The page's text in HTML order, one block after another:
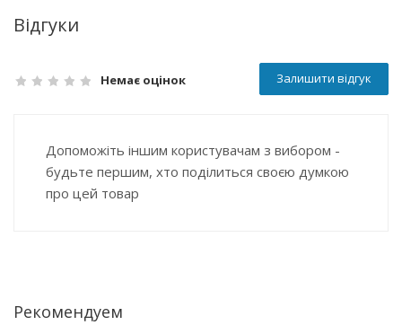
Відгуки
Немає оцінок Залишити відгук
Допоможіть іншим користувачам з вибором -
будьте першим, хто поділиться своєю думкою
про цей товар
Рекомендуем